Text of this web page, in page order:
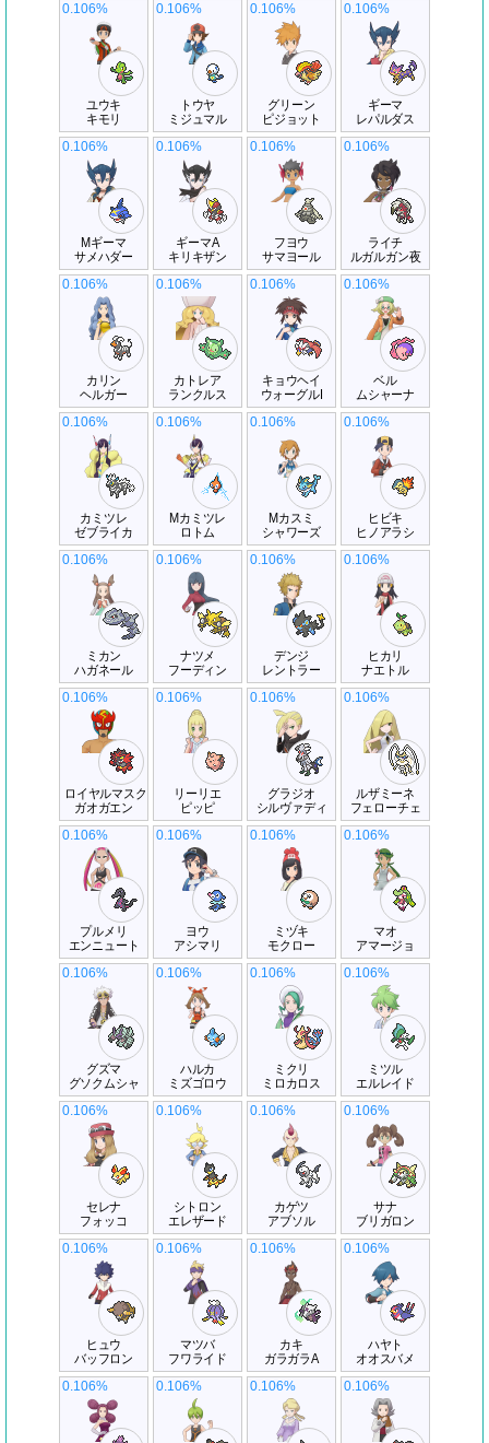
ユウキ
キモリ
0.106%
トウヤ
ミジュマル
0.106%
グリーン
ピジョット
0.106%
ギーマ
レパルダス
0.106%
Mギーマ
サメハダー
0.106%
ギーマA
キリキザン
0.106%
フヨウ
サマヨール
0.106%
ライチ
ルガルガン夜
0.106%
カリン
ヘルガー
0.106%
カトレア
ランクルス
0.106%
キョウヘイ
ウォーグルI
0.106%
ベル
ムシャーナ
0.106%
カミツレ
ゼブライカ
0.106%
Mカミツレ
ロトム
0.106%
Mカスミ
シャワーズ
0.106%
ヒビキ
ヒノアラシ
0.106%
ミカン
ハガネール
0.106%
ナツメ
フーディン
0.106%
デンジ
レントラー
0.106%
ヒカリ
ナエトル
0.106%
ロイヤルマスク
ガオガエン
0.106%
リーリエ
ピッピ
0.106%
グラジオ
シルヴァディ
0.106%
ルザミーネ
フェローチェ
0.106%
プルメリ
エンニュート
0.106%
ヨウ
アシマリ
0.106%
ミヅキ
モクロー
0.106%
マオ
アマージョ
0.106%
グズマ
グソクムシャ
0.106%
ハルカ
ミズゴロウ
0.106%
ミクリ
ミロカロス
0.106%
ミツル
エルレイド
0.106%
セレナ
フォッコ
0.106%
シトロン
エレザード
0.106%
カゲツ
アブソル
0.106%
サナ
ブリガロン
0.106%
ヒュウ
バッフロン
0.106%
マツバ
フワライド
0.106%
カキ
ガラガラA
0.106%
ハヤト
オオスバメ
0.106%
0.106% 0.106% 0.106% 0.106%